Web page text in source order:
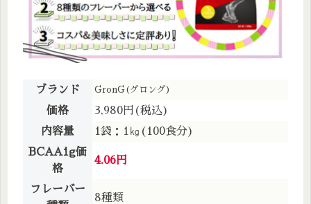
ブランド GronG(グロング)
価格
3,980円(税込)
内容量
1袋：1㎏(100食分)
BCAA1g価
格
4.06円
フレーバー
8種類